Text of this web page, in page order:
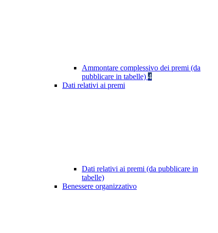
Ammontare complessivo dei premi (da
pubblicare in tabelle) 4
Dati relativi ai premi
Dati relativi ai premi (da pubblicare in
tabelle)
Benessere organizzativo